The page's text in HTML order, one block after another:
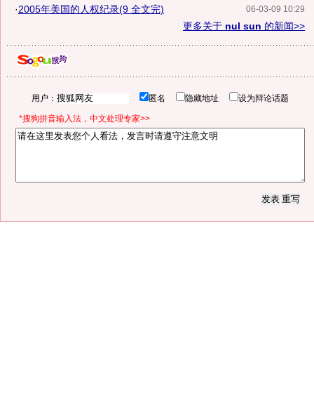
06-03-09 10:29
·2005年美国的人权纪录(9 全文完)
更多关于 nul sun 的新闻>>
用户： 匿名 隐藏地址 设为辩论话题
*搜狗拼音输入法，中文处理专家>>